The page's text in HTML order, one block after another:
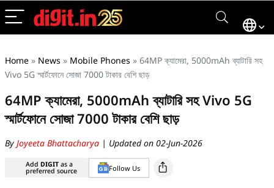
Home » News » Mobile Phones » 64MP ক্যামেরা, 5000mAh ব্যাটারি সহ
Vivo 5G স্মার্টফোনে সোজা 7000 টাকার বেশি ছাড়
64MP ক্যামেরা, 5000mAh ব্যাটারি সহ Vivo 5G
স্মার্টফোনে সোজা 7000 টাকার বেশি ছাড়
By Joyeeta Bhattacharya | Updated on 02-Jun-2026
Add DIGIT as a
preferred source Follow Us